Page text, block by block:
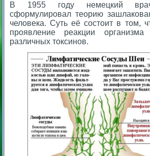
В 1955 году немецкий
сформулировал теорию
человека. Суть её состоит в том,
проявление реакции организма
различных токсинов.